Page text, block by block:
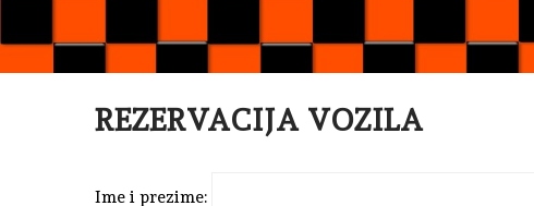
REZERVACIJA VOZILA
Ime i prezime: